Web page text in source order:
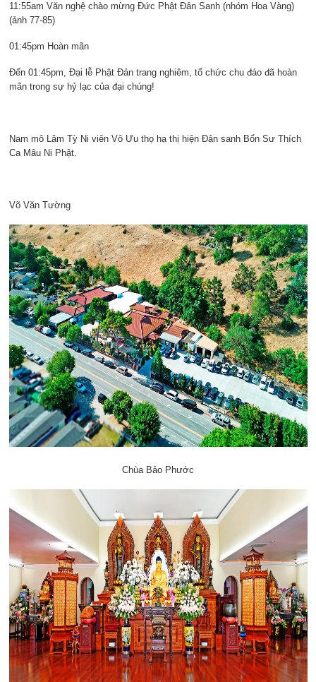
11:55am Văn nghệ chào mừng Đức Phật Đản Sanh (nhóm Hoa Vàng)
(ảnh 77-85)
01:45pm Hoàn mãn
Đến 01:45pm, Đại lễ Phật Đản trang nghiêm, tổ chức chu đáo đã hoàn
mãn trong sự hỷ lạc của đại chúng!
Nam mô Lâm Tỳ Ni viên Vô Ưu thọ hạ thị hiện Đản sanh Bổn Sư Thích
Ca Mâu Ni Phật.
Võ Văn Tường
Chùa Bảo Phước